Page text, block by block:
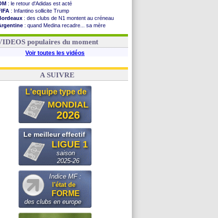
: le retour d'Adidas est acté
: Infantino sollicite Trump
: des clubs de N1 montent au créneau
: quand Medina recadre... sa mère
: Paixão attire un 2e club anglais
populaires du moment
Voir toutes les vidéos
A SUIVRE
L'equipe type de
MONDIAL
2026
Le meilleur effectif
LIGUE 1
saison
2025-26
Indice MF :
l'état de
FORME
des clubs en europe